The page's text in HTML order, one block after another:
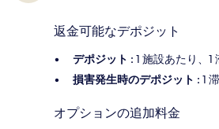
返金可能なデポジット
デポジット : 1 施設あたり、1
損害発生時のデポジット : 1
オプションの追加料金